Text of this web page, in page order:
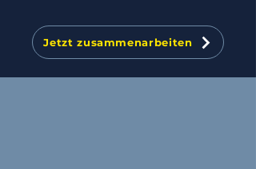
Jetzt zusammenarbeiten